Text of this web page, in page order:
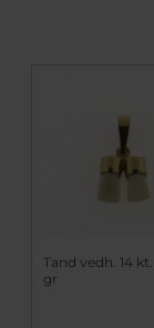
Tand vedh. 14
gr